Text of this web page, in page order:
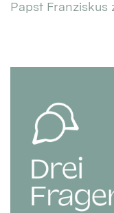
Papst Franziskus